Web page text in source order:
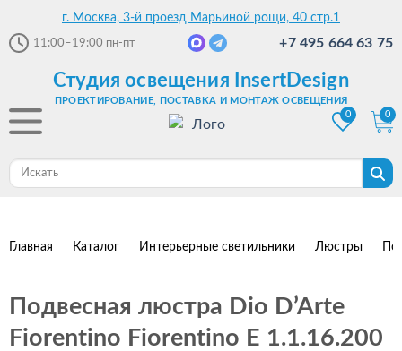
г. Москва, 3-й проезд Марьиной рощи, 40 стр.1
11:00–19:00 пн-пт +7 495 664 63 75
Студия освещения InsertDesign
ПРОЕКТИРОВАНИЕ, ПОСТАВКА И МОНТАЖ ОСВЕЩЕНИЯ
0
0
Главная Каталог Интерьерные светильники Люстры
Подвесная люстра Dio D’Arte
Fiorentino Fiorentino E 1.1.16.200